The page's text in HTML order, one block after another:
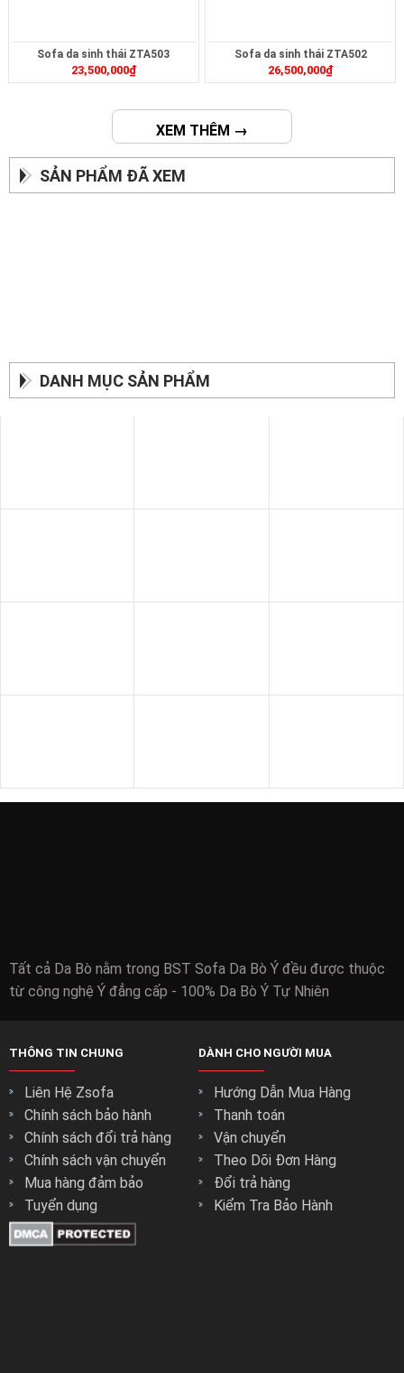
Sofa da sinh thái ZTA503
23,500,000₫
Sofa da sinh thái ZTA502
26,500,000₫
XEM THÊM →
SẢN PHẨM ĐÃ XEM
DANH MỤC SẢN PHẨM
Tất cả Da Bò nằm trong BST Sofa Da Bò Ý đều được thuộc
từ công nghệ Ý đẳng cấp - 100% Da Bò Ý Tự Nhiên
THÔNG TIN CHUNG
Liên Hệ Zsofa
Chính sách bảo hành
Chính sách đổi trả hàng
Chính sách vận chuyển
Mua hàng đảm bảo
Tuyển dụng
DÀNH CHO NGƯỜI MUA
Hướng Dẫn Mua Hàng
Thanh toán
Vận chuyển
Theo Dõi Đơn Hàng
Đổi trả hàng
Kiểm Tra Bảo Hành